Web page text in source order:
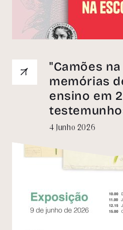
"Camões
memórias
ensino em
4 Junho 2026